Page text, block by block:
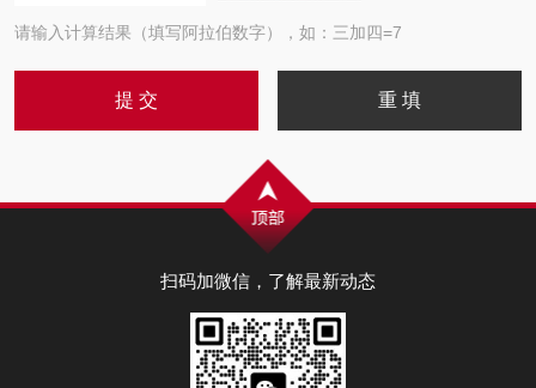
请输入计算结果（填写阿拉伯数字），如：三加四=7
扫码加微信，了解最新动态